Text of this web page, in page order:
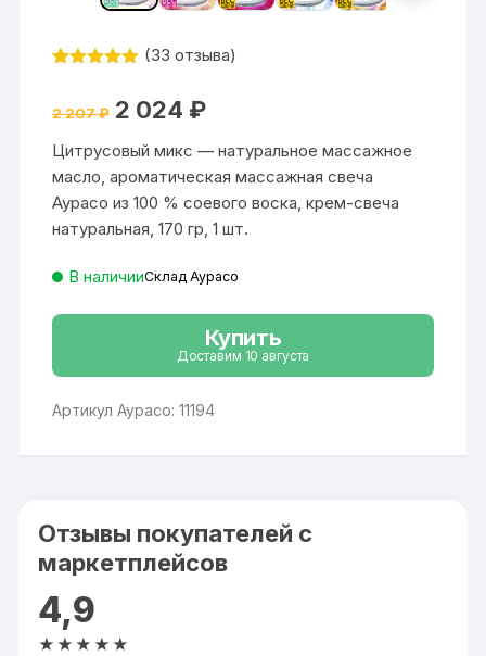
на основе
пользовател
ей
(33 отзыва)
2 207₽ Первоначальная
цена
2
207 ₽.
2 024 ₽Текущая
024 ₽.
Цитрусовый микс — натуральное массажное
масло, ароматическая массажная свеча
Аурасо из 100 % соевого воска, крем-свеча
натуральная, 170 гр, 1 шт.
В наличииСклад Аурасо
Купить
Доставим 10 августа
Артикул Аурасо: 11194
Отзывы покупателей с
маркетплейсов
4,9
★★★★★